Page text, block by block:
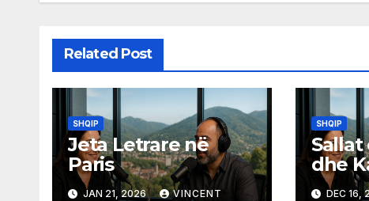
Related Post
SHQIP
Jeta Letrare në
Paris
JAN 21, 2026 VINCENT
SHQIP
Sallat
dhe
Parisit
DEC 16,